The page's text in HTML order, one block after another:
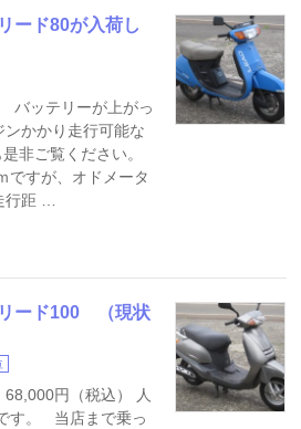
ード80が入荷し
バッテリーが上がっ
かかり走行可能な
非ご覧ください。
ですが、オドメータ
行距 …
ード100 （現状
円（税込） 人
す。 当店まで乗っ